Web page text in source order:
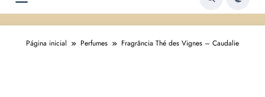
Página inicial Perfumes Fragrância Thé des Vignes – Caudalie